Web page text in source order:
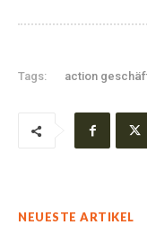
Tags: action
NEUESTE ARTIKEL